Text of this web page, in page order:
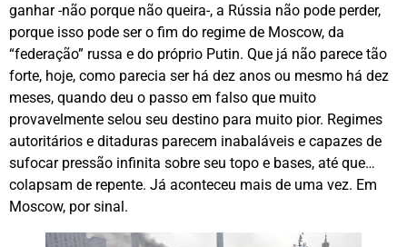
ganhar -não porque não queira-, a Rússia não pode perder,
porque isso pode ser o fim do regime de Moscow, da
“federação” russa e do próprio Putin. Que já não parece tão
forte, hoje, como parecia ser há dez anos ou mesmo há dez
meses, quando deu o passo em falso que muito
provavelmente selou seu destino para muito pior. Regimes
autoritários e ditaduras parecem inabaláveis e capazes de
sufocar pressão infinita sobre seu topo e bases, até que…
colapsam de repente. Já aconteceu mais de uma vez. Em
Moscow, por sinal.